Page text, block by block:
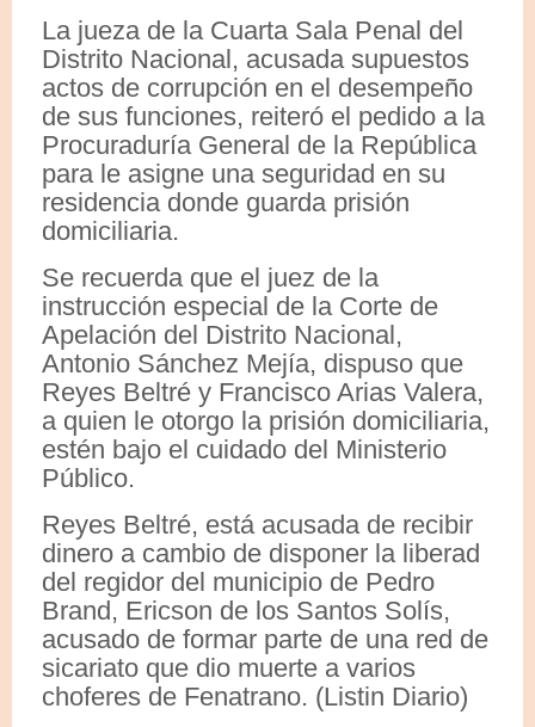
La jueza de la Cuarta Sala Penal del
Distrito Nacional, acusada supuestos
actos de corrupción en el desempeño
de sus funciones, reiteró el pedido a la
Procuraduría General de la República
para le asigne una seguridad en su
residencia donde guarda prisión
domiciliaria.
Se recuerda que el juez de la
instrucción especial de la Corte de
Apelación del Distrito Nacional,
Antonio Sánchez Mejía, dispuso que
Reyes Beltré y Francisco Arias Valera,
a quien le otorgo la prisión domiciliaria,
estén bajo el cuidado del Ministerio
Público.
Reyes Beltré, está acusada de recibir
dinero a cambio de disponer la liberad
del regidor del municipio de Pedro
Brand, Ericson de los Santos Solís,
acusado de formar parte de una red de
sicariato que dio muerte a varios
choferes de Fenatrano. (Listin Diario)